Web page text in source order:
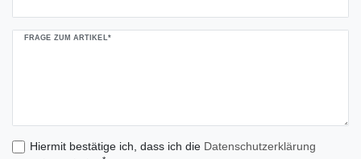
FRAGE ZUM ARTIKEL*
Hiermit bestätige ich, dass ich die Daten­schutz­erklärung